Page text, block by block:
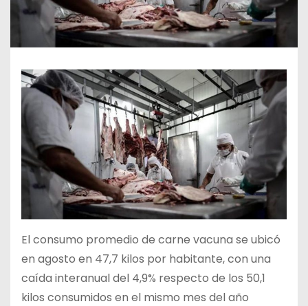
El consumo promedio de carne vacuna se ubicó
en agosto en 47,7 kilos por habitante, con una
caída interanual del 4,9% respecto de los 50,1
kilos consumidos en el mismo mes del año